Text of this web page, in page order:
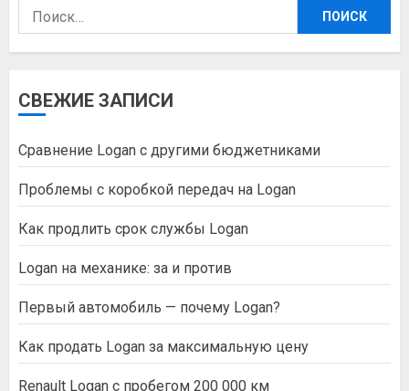
Найти:
СВЕЖИЕ ЗАПИСИ
Сравнение Logan с другими бюджетниками
Проблемы с коробкой передач на Logan
Как продлить срок службы Logan
Logan на механике: за и против
Первый автомобиль — почему Logan?
Как продать Logan за максимальную цену
Renault Logan с пробегом 200 000 км